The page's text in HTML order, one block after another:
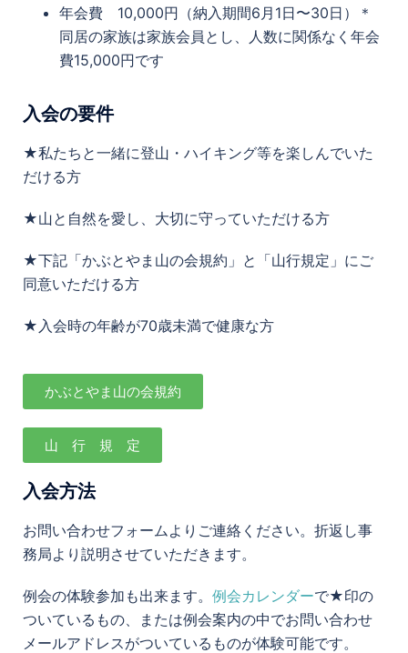
年会費 10,000円（納入期間6月1日〜30日）＊
同居の家族は家族会員とし、人数に関係なく年会
費15,000円です
入会の要件
★私たちと一緒に登山・ハイキング等を楽しんでいた
だける方
★山と自然を愛し、大切に守っていただける方
★下記「かぶとやま山の会規約」と「山行規定」にご
同意いただける方
★入会時の年齢が70歳未満で健康な方
かぶとやま山の会規約
山 行 規 定
入会方法
お問い合わせフォームよりご連絡ください。折返し事
務局より説明させていただきます。
例会の体験参加も出来ます。 例会カレンダーで★印の
ついているもの、または例会案内の中でお問い合わせ
メールアドレスがついているものが体験可能です。